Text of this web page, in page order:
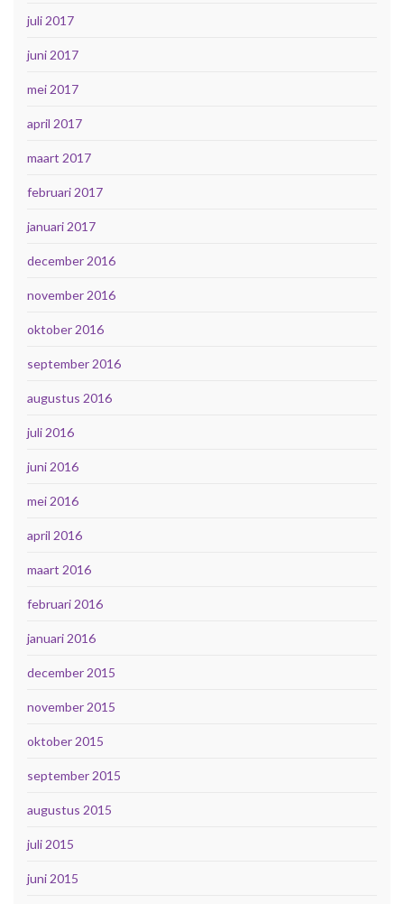
juli 2017
juni 2017
mei 2017
april 2017
maart 2017
februari 2017
januari 2017
december 2016
november 2016
oktober 2016
september 2016
augustus 2016
juli 2016
juni 2016
mei 2016
april 2016
maart 2016
februari 2016
januari 2016
december 2015
november 2015
oktober 2015
september 2015
augustus 2015
juli 2015
juni 2015